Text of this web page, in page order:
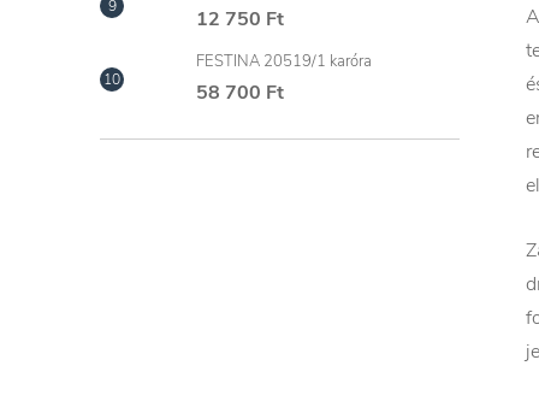
12 750 Ft
FESTINA 20519/1 karóra
58 700 Ft